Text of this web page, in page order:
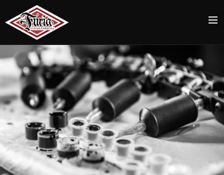
ACCUEIL
TATTOOS
PIERCING
STAFF
RDV / CONTACT